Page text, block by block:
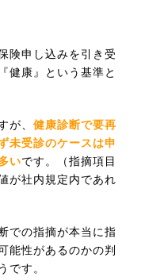
険申し込みを引き受
健康』という基準と
が、健康診断で要再
未受診のケースは申
いです。（指摘項目
が社内規定内であれ
での指摘が本当に指
能性があるのかの判
です。